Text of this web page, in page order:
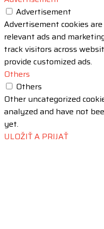
Advertisement
Advertisement cookies
relevant ads and
track visitors across
provide customized ads.
Others
Others
Other uncategorized
analyzed and have not
yet.
ULOŽIŤ A PRIJAŤ